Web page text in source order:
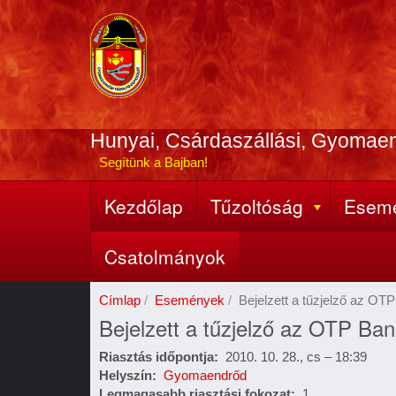
Ugrás
a
tartalomra
Hunyai, Csárdaszállási,
Segítünk a Bajban!
Fő
navigáció
Kezdőlap Tűzoltóság
Csatolmányok
Címlap Események Bejelzett a tűzjelző az
Bejelzett a tűzjelző az OTP
Riasztás időpontja
2010. 10. 28., cs – 18:39
Helyszín
Gyomaendrőd